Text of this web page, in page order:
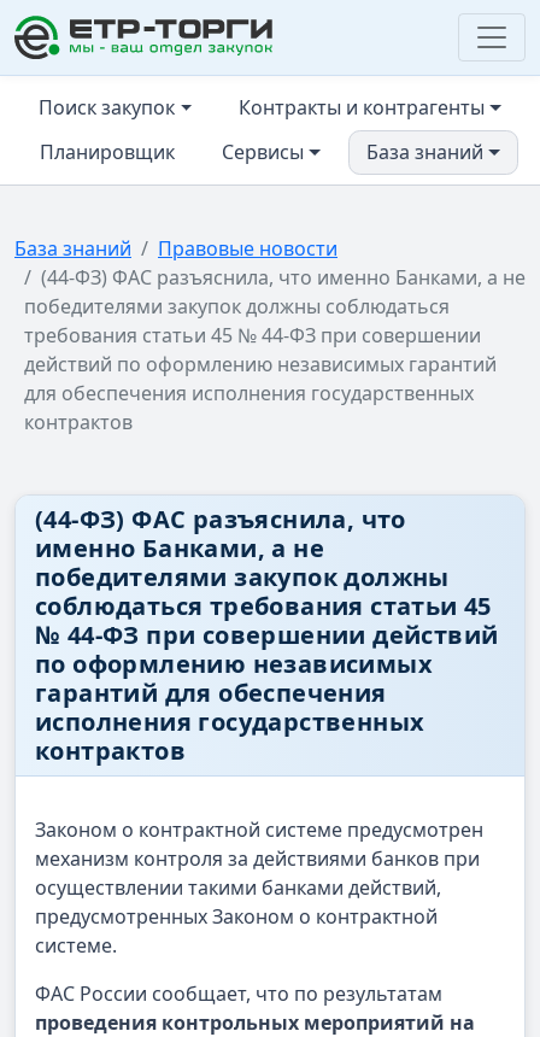
ЕТР-ТОРГИ
Поиск закупок
Контракты и контрагенты
Планировщик
Сервисы База знаний
База знаний
Правовые новости
(44-ФЗ) ФАС разъяснила, что именно Банками, а не
победителями закупок должны соблюдаться
требования статьи 45 № 44-ФЗ при совершении
действий по оформлению независимых гарантий
для обеспечения исполнения государственных
контрактов
(44-ФЗ) ФАС разъяснила, что
именно Банками, а не
победителями закупок должны
соблюдаться требования статьи 45
№ 44-ФЗ при совершении действий
по оформлению независимых
гарантий для обеспечения
исполнения государственных
контрактов
Законом о контрактной системе предусмотрен
механизм контроля за действиями банков при
осуществлении такими банками действий,
предусмотренных Законом о контрактной
системе.
ФАС России сообщает, что по результатам
проведения контрольных мероприятий на